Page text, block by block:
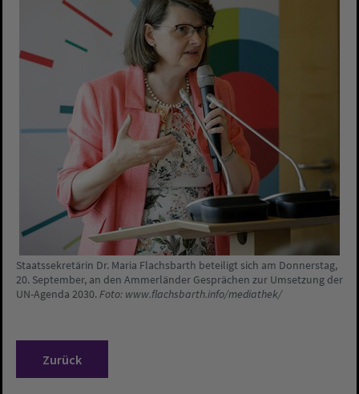
Staatssekretärin Dr. Maria Flachsbarth beteiligt sich am Donnerstag,
20. September, an den Ammerländer Gesprächen zur Umsetzung der
UN-Agenda 2030.Foto: www.flachsbarth.info/mediathek/
Zurück